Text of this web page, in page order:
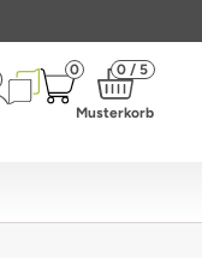
0 0 / 5
Musterkorb